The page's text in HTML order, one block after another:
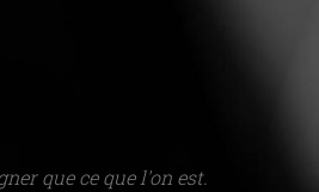
que ce que l'on est.